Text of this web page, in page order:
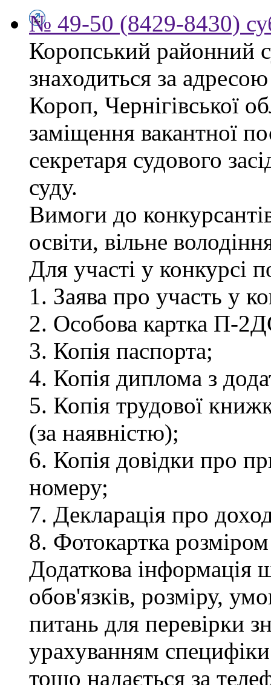
№ 49-50 (8429-8430)
Коропський районний
знаходиться за
Короп, Чернігівської
заміщення вакантної
секретаря судового
суду.
Вимоги до
освіти, вільне
Для участі у конкурсі
1. Заява про участь у
2. Особова картка П-
3. Копія паспорта;
4. Копія диплома з
5. Копія трудової
(за наявністю);
6. Копія довідки про
номеру;
7. Декларація про
8. Фотокартка
Додаткова інформація
обов'язків, розміру,
питань для перевірки
урахуванням
тощо надається за